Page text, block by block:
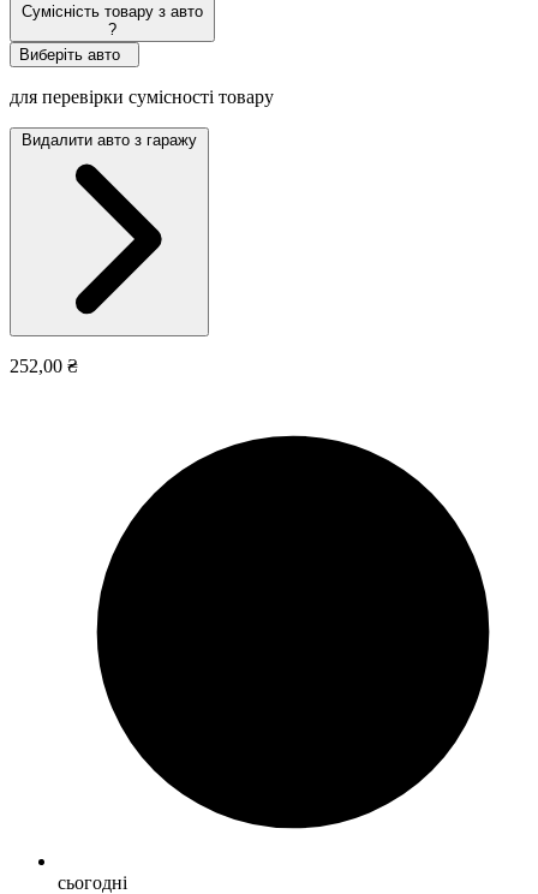
Сумісність товару з авто
?
Виберіть авто
для перевірки сумісності товару
Видалити авто з гаражу
252,00 ₴
сьогодні